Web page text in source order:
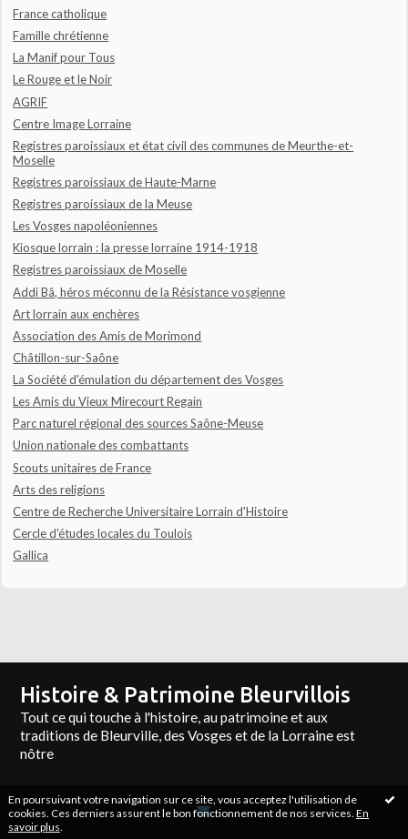
En poursuivant votre navigation sur ce site, vous acceptez l'utilisation de
cookies. Ces derniers assurent le bon fonctionnement de nos services. En
savoir plus
France catholique
Famille chrétienne
La Manif pour Tous
Le Rouge et le Noir
AGRIF
Centre Image Lorraine
Registres paroissiaux et état civil des communes de Meurthe-et-
Moselle
Registres paroissiaux de Haute-Marne
Registres paroissiaux de la Meuse
Les Vosges napoléoniennes
Kiosque lorrain : la presse lorraine 1914-1918
Registres paroissiaux de Moselle
Addi Bâ, héros méconnu de la Résistance vosgienne
Art lorrain aux enchères
Association des Amis de Morimond
Châtillon-sur-Saône
La Société d'émulation du département des Vosges
Les Amis du Vieux Mirecourt Regain
Parc naturel régional des sources Saône-Meuse
Union nationale des combattants
Scouts unitaires de France
Arts des religions
Centre de Recherche Universitaire Lorrain d'Histoire
Cercle d'études locales du Toulois
Gallica
Histoire & Patrimoine Bleurvillois
Tout ce qui touche à l'histoire, au patrimoine et aux
traditions de Bleurville, des Vosges et de la Lorraine est
nôtre